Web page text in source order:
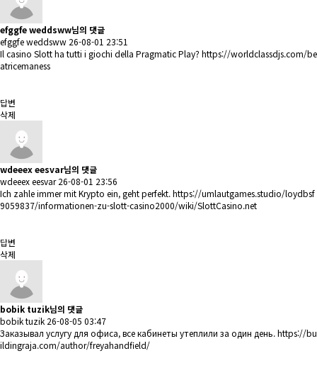
efggfe weddsww님의 댓글
efggfe weddsww 26-08-01 23:51
Il casino Slott ha tutti i giochi della Pragmatic Play? https://worldclassdjs.com/be
atricemaness
답변
삭제
wdeeex eesvar님의 댓글
wdeeex eesvar 26-08-01 23:56
Ich zahle immer mit Krypto ein, geht perfekt.https://umlautgames.studio/loydbsf
9059837/informationen-zu-slott-casino2000/wiki/SlottCasino.net
답변
삭제
bobik tuzik님의 댓글
bobik tuzik 26-08-05 03:47
Заказывал услугу для офиса, все кабинеты утеплили за один день.https://bu
ildingraja.com/author/freyahandfield/